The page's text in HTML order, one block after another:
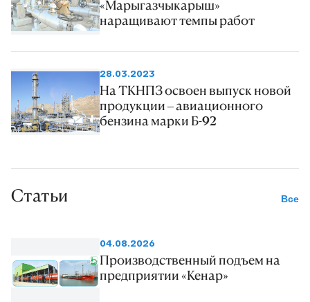
«Марыгазчыкарыш»
наращивают темпы работ
28.03.2023
На ТКНПЗ освоен выпуск новой
продукции – авиационного
бензина марки Б-92
Статьи Все
04.08.2026
Производственный подъем на
предприятии «Кенар»